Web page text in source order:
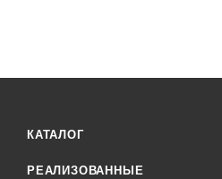
КАТАЛОГ
РЕАЛИЗОВАННЫЕ